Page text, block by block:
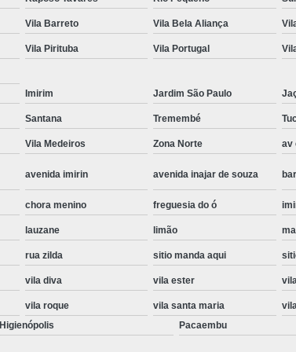
Instalação de Maquina de Lavar Roupa
Instalação Eletrica Maquina de Lavar Roupa
Instalação para Maquina de Lavar Roupa
Instalar Maquina Lavar Roupa
Samsung Instalação Maquina de Lavar
Instalação de Lava e Seca Samsung
Instalação Lava e Seca
Instalação Lava e
Instalação Maquina Lava e Seca
Instalação Samsung Lava e Seca
Lava e Seca Samsung Instalação
Manutenção de Fogão
Manutenção de Fogão
Manutenção de Fogão Electrolux
Vila Barreto Vila Bela Aliança
Vila Pirituba Vila Portugal
Imirim Jardim São Paulo
Santana Tremembé
Vila Medeiros Zona Norte av
avenida imirin avenida inajar de souza
chora menino freguesia do ó
lauzane limão
rua zilda sitio manda aqui
vila diva vila ester
vila roque vila santa maria
Higienópolis Pacaembu